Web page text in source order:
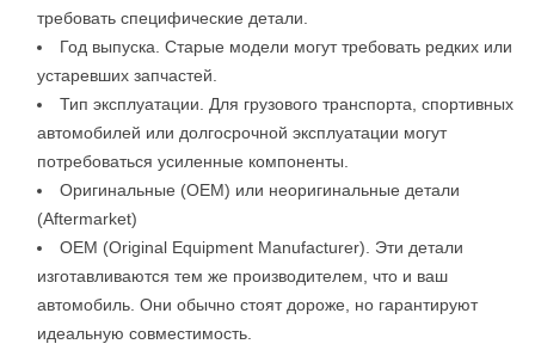
требовать специфические детали.
Год выпуска. Старые модели могут требовать редких или
устаревших запчастей.
Тип эксплуатации. Для грузового транспорта, спортивных
автомобилей или долгосрочной эксплуатации могут
потребоваться усиленные компоненты.
Оригинальные (OEM) или неоригинальные детали
(Aftermarket)
OEM (Original Equipment Manufacturer). Эти детали
изготавливаются тем же производителем, что и ваш
автомобиль. Они обычно стоят дороже, но гарантируют
идеальную совместимость.